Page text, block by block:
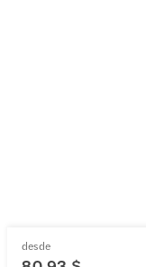
desde